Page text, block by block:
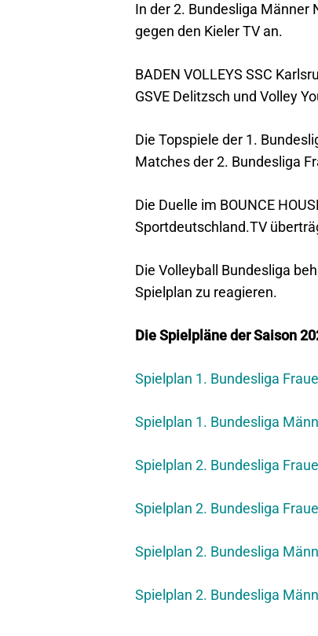
In der 2. Bundesliga Männer
gegen den Kieler TV an.
BADEN VOLLEYS SSC
GSVE Delitzsch und Volley
Die Topspiele der 1.
Matches der 2. Bundesliga
Die Duelle im BOUNCE
Sportdeutschland.TV
Die Volleyball Bundesliga
Spielplan zu reagieren.
Die Spielpläne der Saison
Spielplan 1. Bundesliga
Spielplan 1. Bundesliga
Spielplan 2. Bundesliga
Spielplan 2. Bundesliga
Spielplan 2. Bundesliga
Spielplan 2. Bundesliga